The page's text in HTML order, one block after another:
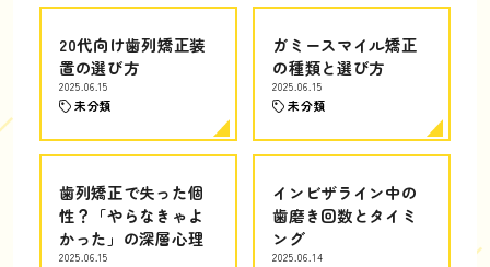
20代向け歯列矯正装
置の選び方
2025.06.15
未分類
ガミースマイル矯正
の種類と選び方
2025.06.15
未分類
歯列矯正で失った個
性？「やらなきゃよ
かった」の深層心理
2025.06.15
インビザライン中の
歯磨き回数とタイミ
ング
2025.06.14